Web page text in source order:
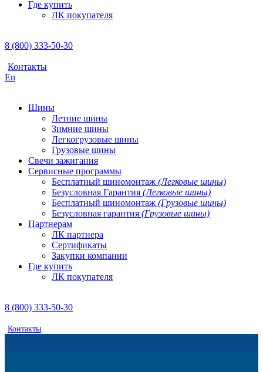
Где купить
ЛК покупателя
8 (800) 333-50-30
Контакты
En
Шины
Летние шины
Зимние шины
Легкогрузовые шины
Грузовые шины
Свечи зажигания
Сервисные программы
Бесплатный шиномонтаж (Легковые шины)
Безусловная Гарантия (Легковые шины)
Бесплатный шиномонтаж (Грузовые шины)
Безусловная гарантия (Грузовые шины)
Партнерам
ЛК партнера
Сертификаты
Закупки компании
Где купить
ЛК покупателя
8 (800) 333-50-30
Контакты